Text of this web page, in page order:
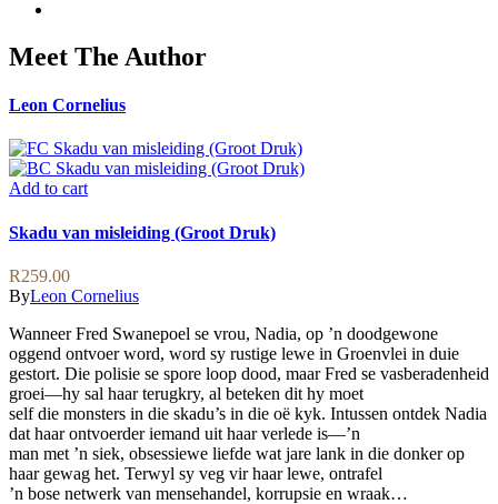
Meet The Author
Leon Cornelius
Add to cart
Skadu van misleiding (Groot Druk)
R259.00
ByLeon Cornelius
Wanneer Fred Swanepoel se vrou, Nadia, op ’n doodgewone
oggend ontvoer word, word sy rustige lewe in Groenvlei in duie
gestort. Die polisie se spore loop dood, maar Fred se vasberadenheid
groei—hy sal haar terugkry, al beteken dit hy moet
self die monsters in die skadu’s in die oë kyk. Intussen ontdek Nadia
dat haar ontvoerder iemand uit haar verlede is—’n
man met ’n siek, obsessiewe liefde wat jare lank in die donker op
haar gewag het. Terwyl sy veg vir haar lewe, ontrafel
’n bose netwerk van mensehandel, korrupsie en wraak…